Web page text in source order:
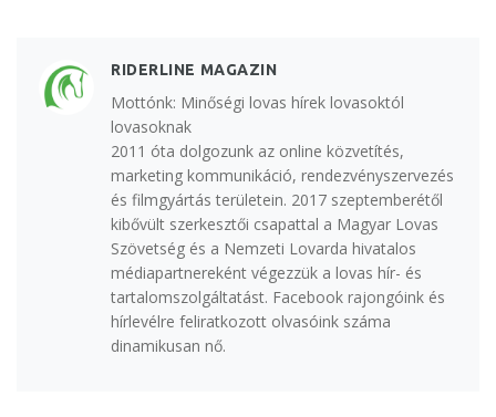
RIDERLINE MAGAZIN
Mottónk: Minőségi lovas hírek lovasoktól
lovasoknak
2011 óta dolgozunk az online közvetítés,
marketing kommunikáció, rendezvényszervezés
és filmgyártás területein. 2017 szeptemberétől
kibővült szerkesztői csapattal a Magyar Lovas
Szövetség és a Nemzeti Lovarda hivatalos
médiapartnereként végezzük a lovas hír- és
tartalomszolgáltatást. Facebook rajongóink és
hírlevélre feliratkozott olvasóink száma
dinamikusan nő.